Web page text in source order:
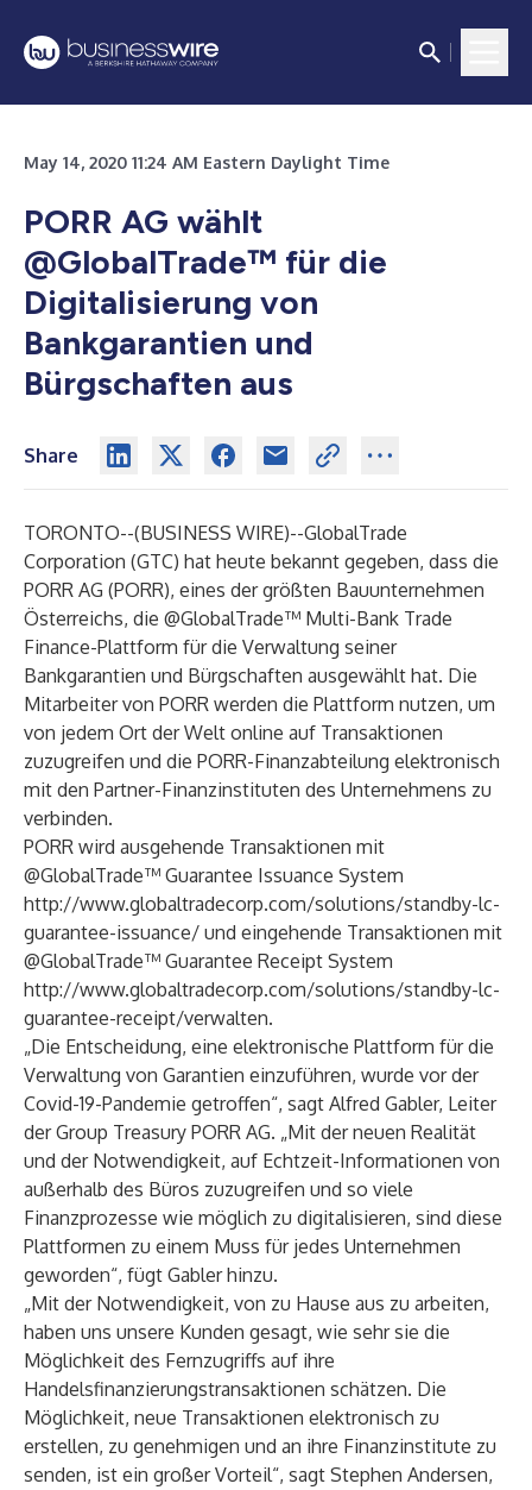
May 14, 2020 11:24 AM Eastern Daylight Time
PORR AG wählt
@GlobalTrade™ für die
Digitalisierung von
Bankgarantien und
Bürgschaften aus
Share
TORONTO--(BUSINESS WIRE)--GlobalTrade
Corporation (GTC) hat heute bekannt gegeben, dass die
PORR AG (PORR), eines der größten Bauunternehmen
Österreichs, die @GlobalTrade™ Multi-Bank Trade
Finance-Plattform für die Verwaltung seiner
Bankgarantien und Bürgschaften ausgewählt hat. Die
Mitarbeiter von PORR werden die Plattform nutzen, um
von jedem Ort der Welt online auf Transaktionen
zuzugreifen und die PORR-Finanzabteilung elektronisch
mit den Partner-Finanzinstituten des Unternehmens zu
verbinden.
PORR wird ausgehende Transaktionen mit
@GlobalTrade™ Guarantee Issuance System
http://www.globaltradecorp.com/solutions/standby-lc-
guarantee-issuance/ und eingehende Transaktionen mit
@GlobalTrade™ Guarantee Receipt System
http://www.globaltradecorp.com/solutions/standby-lc-
guarantee-receipt/verwalten.
„Die Entscheidung, eine elektronische Plattform für die
Verwaltung von Garantien einzuführen, wurde vor der
Covid-19-Pandemie getroffen“, sagt Alfred Gabler, Leiter
der Group Treasury PORR AG. „Mit der neuen Realität
und der Notwendigkeit, auf Echtzeit-Informationen von
außerhalb des Büros zuzugreifen und so viele
Finanzprozesse wie möglich zu digitalisieren, sind diese
Plattformen zu einem Muss für jedes Unternehmen
geworden“, fügt Gabler hinzu.
„Mit der Notwendigkeit, von zu Hause aus zu arbeiten,
haben uns unsere Kunden gesagt, wie sehr sie die
Möglichkeit des Fernzugriffs auf ihre
Handelsfinanzierungstransaktionen schätzen. Die
Möglichkeit, neue Transaktionen elektronisch zu
erstellen, zu genehmigen und an ihre Finanzinstitute zu
senden, ist ein großer Vorteil“, sagt Stephen Andersen,